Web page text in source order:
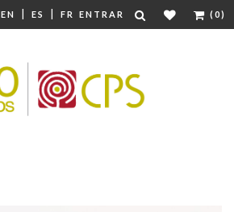
EN | ES | FR ENTRAR (0)